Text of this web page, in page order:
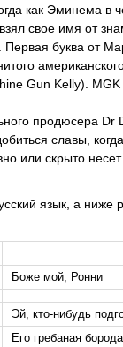
как Эминема
свое имя от
Первая буква от
Gun Kelly). MGK
продюсера
славы,
или скрыто
язык, а
Боже мой, Ронни
Эй, кто-нибудь
Его гребаная